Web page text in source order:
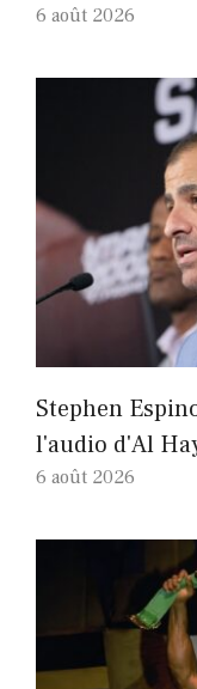
6 août 2026
Stephen
l'audio d'Al
6 août 2026